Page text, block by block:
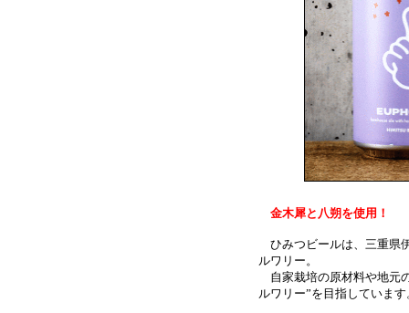
金木犀と八朔を使用 ！
ひみつビールは、三重県
ルワリー。
自家栽培の原材料や地元
ルワリー”を目指しています